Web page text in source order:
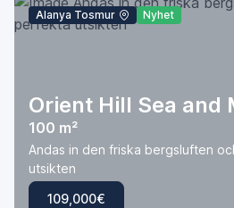
Alanya Tosmur Nyhet
Orient Hill Sea and
100 m²
Andas in den friska bergsluften
utsikten
109,000€